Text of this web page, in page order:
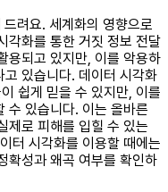
려요. 세계화의 영향으로
각화를 통한 거짓 정보 전달
용되고 있지만, 이를 악용하
있습니다. 데이터 시각화
쉽게 믿을 수 있지만, 이를
수 있습니다. 이는 올바른
제로 피해를 입힐 수 있는
터 시각화를 이용할 때에는
확성과 왜곡 여부를 확인하